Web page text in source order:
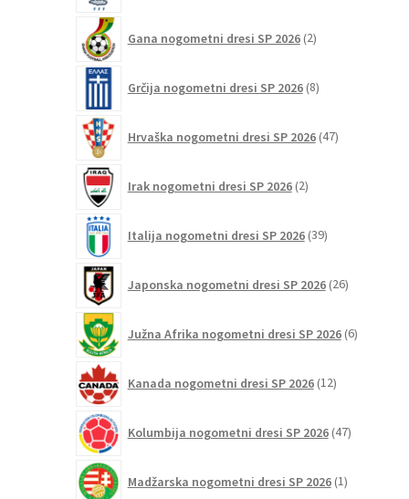
Gana nogometni dresi SP 2026 2izdelka
Grčija nogometni dresi SP 2026 8izdelkov
Hrvaška nogometni dresi SP 2026 47izdelkov
Irak nogometni dresi SP 2026 2izdelka
Italija nogometni dresi SP 2026 39izdelkov
Japonska nogometni dresi SP 2026 26izdelkov
Južna Afrika nogometni dresi SP 2026 6izdelkov
Kanada nogometni dresi SP 2026 12izdelkov
Kolumbija nogometni dresi SP 2026 47izdelkov
Madžarska nogometni dresi SP 2026 1izdelek